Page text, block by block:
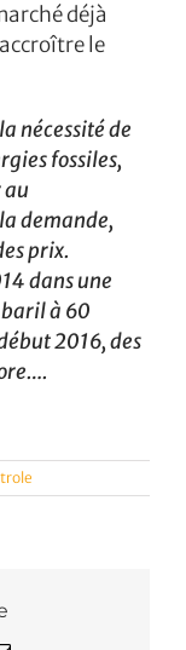
déjà
le
nécessité de
fossiles,
demande,
prix.
dans une
à 60
2016, des